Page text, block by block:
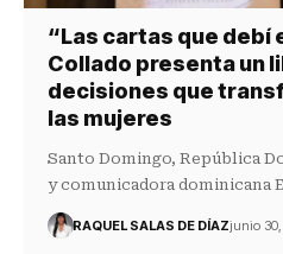
“Las cartas que debí
Collado presenta un
decisiones que
las mujeres
Santo Domingo, República
y comunicadora dominicana
RAQUEL SALAS DE DÍAZjunio